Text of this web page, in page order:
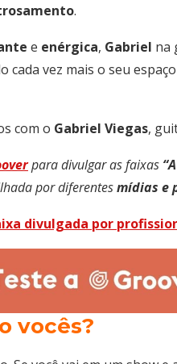
.
e enérgica, Gabriel na
cada vez mais o seu
com o Gabriel Viegas,
para divulgar as faixas
por diferentesmídias e
divulgada por
vocês?